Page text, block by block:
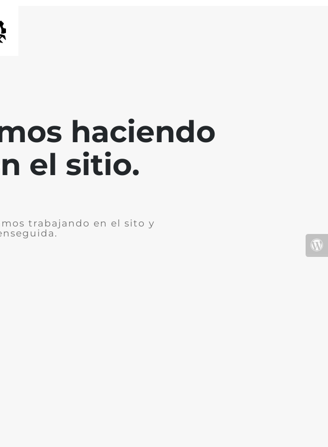
haciendo
el sitio.
trabajando en el sito y